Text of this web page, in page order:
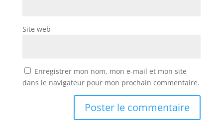
Site web
Enregistrer mon nom, mon e-mail et mon site
dans le navigateur pour mon prochain commentaire.